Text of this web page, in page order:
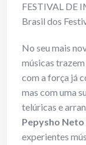
FESTIVAL DE
Brasil dos
No seu mais
músicas
com a força já
mas com uma
telúricas e
Pepysho Neto
experientes